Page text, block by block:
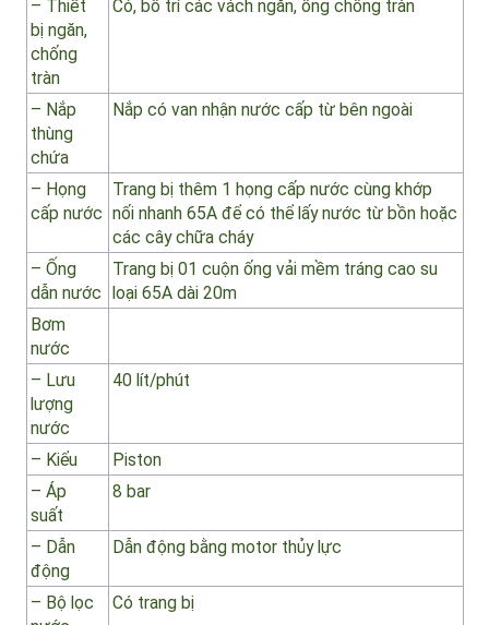
báo mức
nước
thấp
– Thiết
bị ngăn,
chống
tràn
– Nắp
thùng
Nắp có van nhận nước cấp từ bên ngoài
– Họng
cấp nước
Trang bị thêm 1 họng cấp nước cùng khớp
nối nhanh 65A để có thể lấy nước từ bồn hoặc
– Ống
dẫn nước
loại 65A dài 20m
Bơm
nước
– Lưu
lượng
nước
40 lít/phút
– Kiểu Piston
– Áp
suất
8 bar